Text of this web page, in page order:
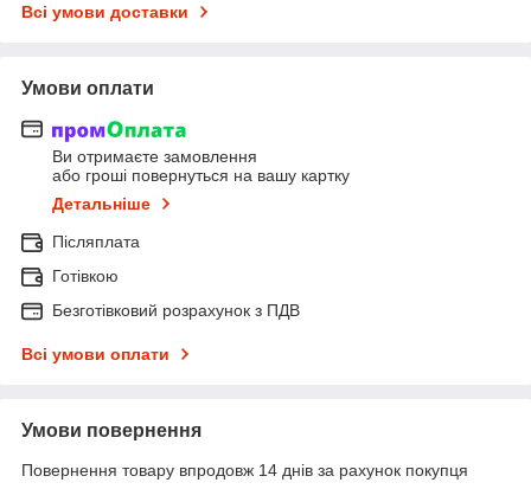
Всі умови доставки
Умови оплати
Ви отримаєте замовлення
або гроші повернуться на вашу картку
Детальніше
Післяплата
Готівкою
Безготівковий розрахунок з ПДВ
Всі умови оплати
Умови повернення
Повернення товару впродовж 14 днів за рахунок покупця